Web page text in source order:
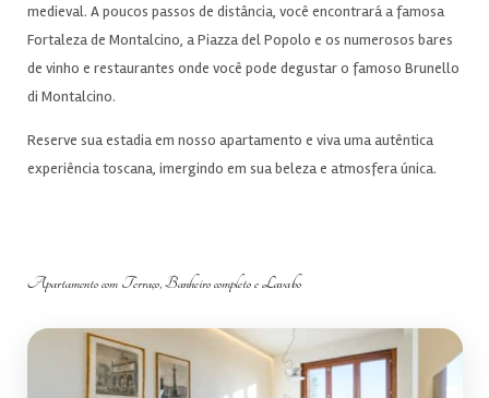
medieval. A poucos passos de distância, você encontrará a famosa
Fortaleza de Montalcino, a Piazza del Popolo e os numerosos bares
de vinho e restaurantes onde você pode degustar o famoso Brunello
di Montalcino.
Reserve sua estadia em nosso apartamento e viva uma autêntica
experiência toscana, imergindo em sua beleza e atmosfera única.
Apartamento com Terraço, Banheiro completo e Lavabo